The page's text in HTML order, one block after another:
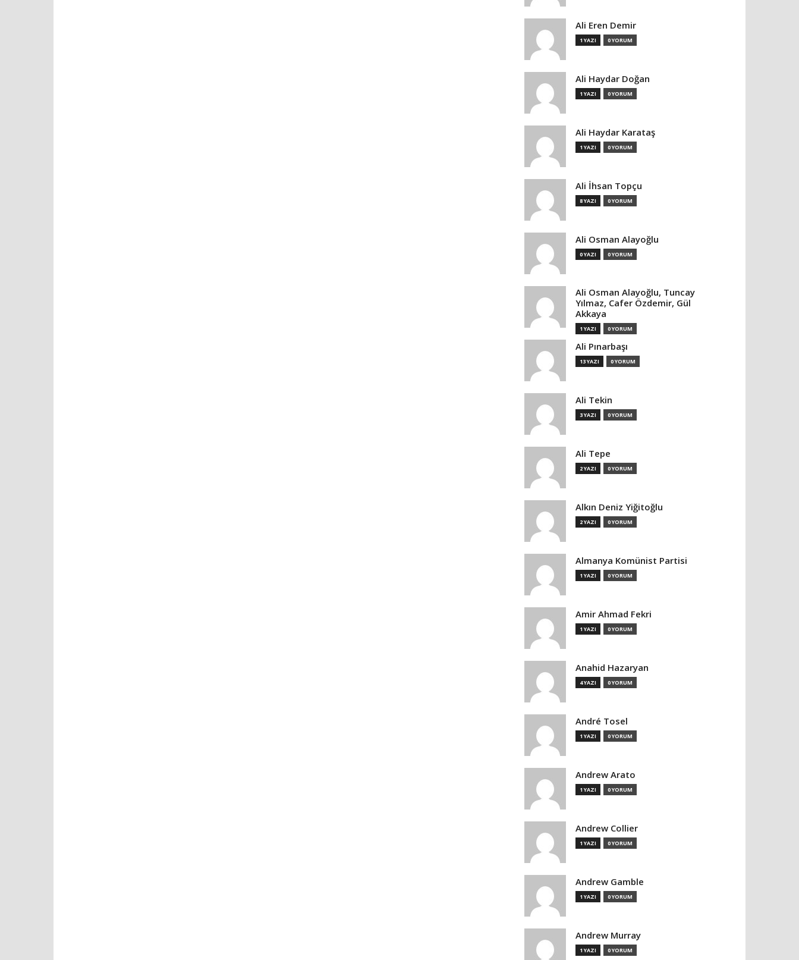
Ali Eren Demir
1 YAZI 0 YORUM
Ali Haydar Doğan
1 YAZI 0 YORUM
Ali Haydar Karataş
1 YAZI 0 YORUM
Ali İhsan Topçu
8 YAZI 0 YORUM
Ali Osman Alayoğlu
0 YAZI 0 YORUM
Ali Osman Alayoğlu, Tuncay
Yılmaz, Cafer Özdemir, Gül
Akkaya
1 YAZI 0 YORUM
Ali Pınarbaşı
13 YAZI 0 YORUM
Ali Tekin
3 YAZI 0 YORUM
Ali Tepe
2 YAZI 0 YORUM
Alkın Deniz Yiğitoğlu
2 YAZI 0 YORUM
Almanya Komünist Partisi
1 YAZI 0 YORUM
Amir Ahmad Fekri
1 YAZI 0 YORUM
Anahid Hazaryan
4 YAZI 0 YORUM
André Tosel
1 YAZI 0 YORUM
Andrew Arato
1 YAZI 0 YORUM
Andrew Collier
1 YAZI 0 YORUM
Andrew Gamble
1 YAZI 0 YORUM
Andrew Murray
1 YAZI 0 YORUM